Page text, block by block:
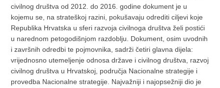
civilnog društva od 2012. do 2016. godine dokument je u
kojemu se, na strateškoj razini, pokušavaju odrediti ciljevi koje
Republika Hrvatska u sferi razvoja civilnoga društva želi postići
u narednom petogodišnjom razdoblju. Dokument, osim uvodnih
i završnih odredbi te pojmovnika, sadrži četiri glavna dijela:
vrijednosno utemeljenje odnosa države i civilnog društva, razvoj
civilnog društva u Hrvatskoj, područja Nacionalne strategije i
provedba Nacionalne strategije. Najvažniji i najopsežniji dio je